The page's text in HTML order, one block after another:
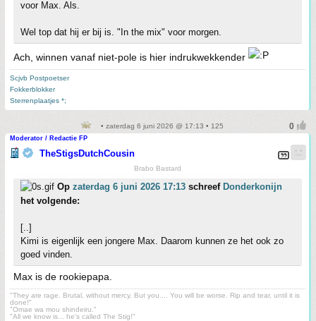
voor Max. Als.
Wel top dat hij er bij is. "In the mix" voor morgen.
Ach, winnen vanaf niet-pole is hier indrukwekkender
Scjvb Postpoetser
Fokkerblokker
Sterrenplaatjes *;
• zaterdag 6 juni 2026 @ 17:13 • 125
Moderator / Redactie FP
TheStigsDutchCousin
Brabo Bastard
Op zaterdag 6 juni 2026 17:13 schreef Donderkonijn
het volgende:
[..]
Kimi is eigenlijk een jongere Max. Daarom kunnen ze het ook zo
goed vinden.
Max is de rookiepapa.
"They are rage. Brutal, without mercy. But you.... You will be worse. Rip and tear, until it is
done!"
"Omae wa mou shindeiru."
"All we know is... he's called The Stig!"